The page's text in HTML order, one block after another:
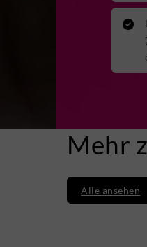
Mehr
Alle ansehen